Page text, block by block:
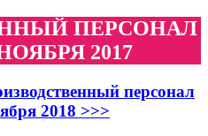
ПЕРСОНАЛ
2017
персонал
2018 >>>